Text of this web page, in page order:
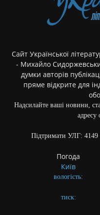
Сайт Української
- Михайло
думки авторів
пряме відкрите для
Надсилайте ваші новини,
адресу
Підтримати УЛГ: 4149
Погода
Київ
вологість:
тиск: